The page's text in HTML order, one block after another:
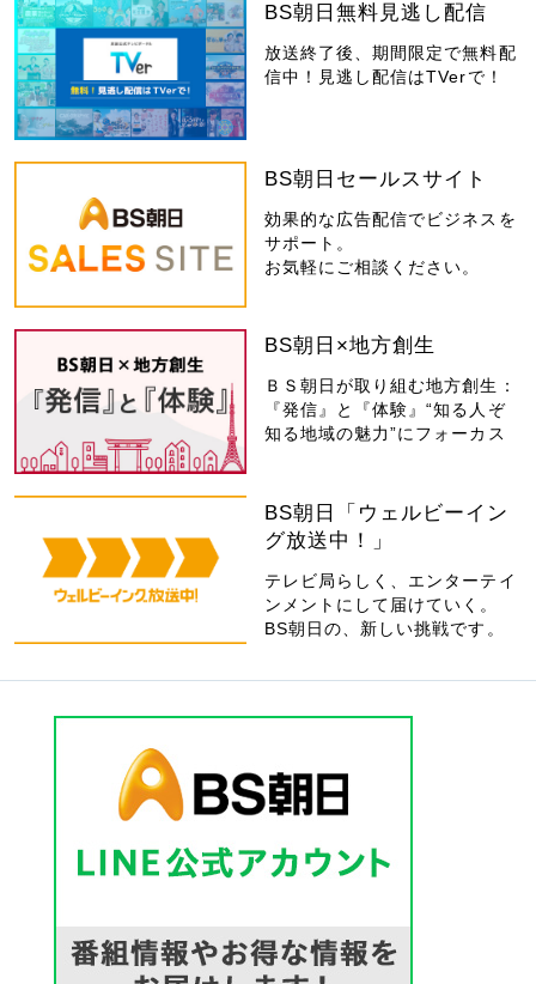
BS朝日無料見逃し配信
放送終了後、期間限定で無料配
信中！見逃し配信はTVerで！
BS朝日セールスサイト
効果的な広告配信でビジネスを
サポート。
お気軽にご相談ください。
BS朝日×地方創生
ＢＳ朝日が取り組む地方創生：
『発信』と『体験』“知る人ぞ
知る地域の魅力”にフォーカス
BS朝日「ウェルビーイン
グ放送中！」
テレビ局らしく、エンターテイ
ンメントにして届けていく。
BS朝日の、新しい挑戦です。